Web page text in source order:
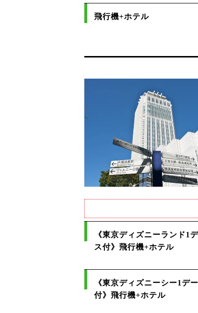
飛行機+ホテル
《東京ディズニーランド1
ス付》飛行機+ホテル
《東京ディズニーシー1デ
付》飛行機+ホテル